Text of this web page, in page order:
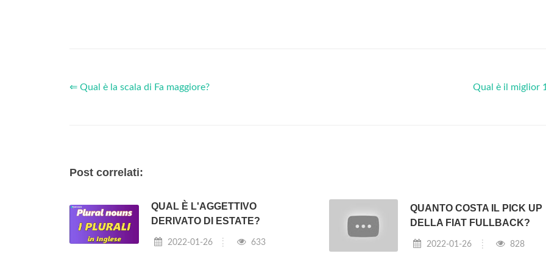
⇐ Qual è la scala di Fa maggiore? Qual è il miglior
Post correlati:
QUAL È L'AGGETTIVO
DERIVATO DI ESTATE?
2022-01-26 633
QUANTO COSTA IL PICK UP
DELLA FIAT FULLBACK?
2022-01-26 828